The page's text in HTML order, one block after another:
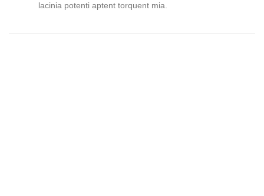
lacinia potenti aptent torquent mia.